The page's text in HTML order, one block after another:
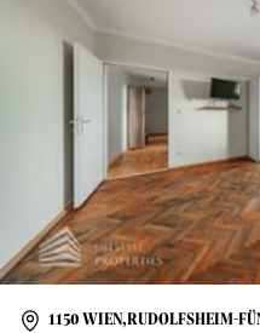
1150 WIEN,RUDOLFSHEIM-